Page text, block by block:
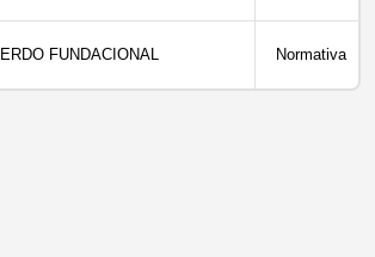
FUNDACIONAL Normativa